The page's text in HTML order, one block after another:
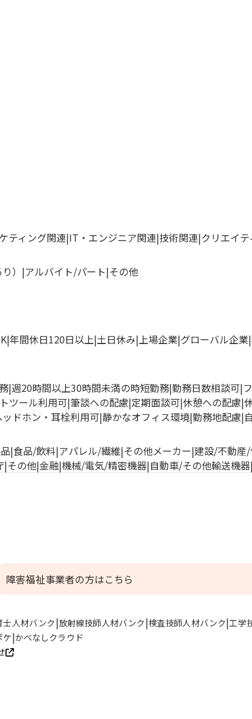
ティング関連 IT・エンジニア関連 技術関連 クリエイ
） アルバイト/パート その他
年間休日120日以上 土日休み 上場企業 グローバル企業
週20時間以上30時間未満の時短勤務 勤務日数相談可
ツール利用可 筆談への配慮 定期面談可 休憩への配慮
ッドホン・耳栓利用可 静かなオフィス環境 勤務地配慮
食品/飲料 アパレル/繊維 その他メーカー 建設/不動産
その他 金融 機械/電気/精密機器 自動車/その他輸送機器
障害福祉事業者の方はこちら
士人材バンク 放射線技師人材バンク 検査技師人材バンク 工学
ケ かべなしクラウド